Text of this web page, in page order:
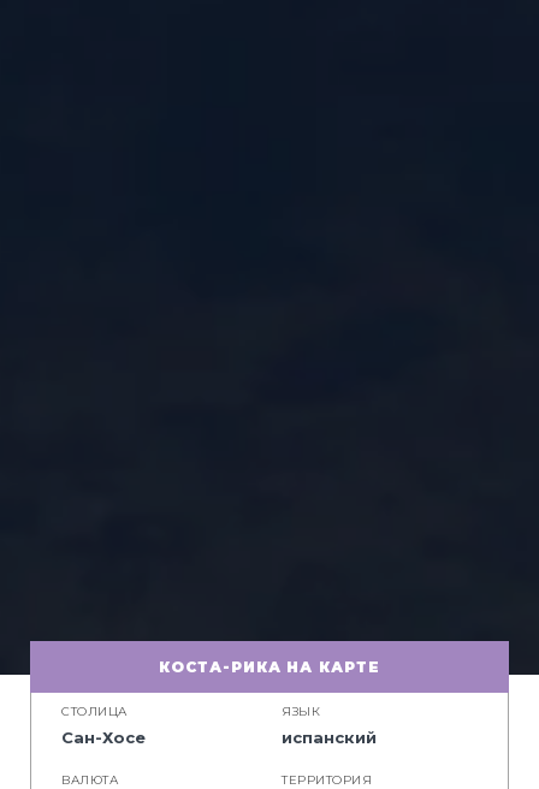
КОСТА-РИКА НА КАРТЕ
СТОЛИЦА
Сан-Хосе
ЯЗЫК
испанский
BАЛЮТА ТЕРРИТОРИЯ